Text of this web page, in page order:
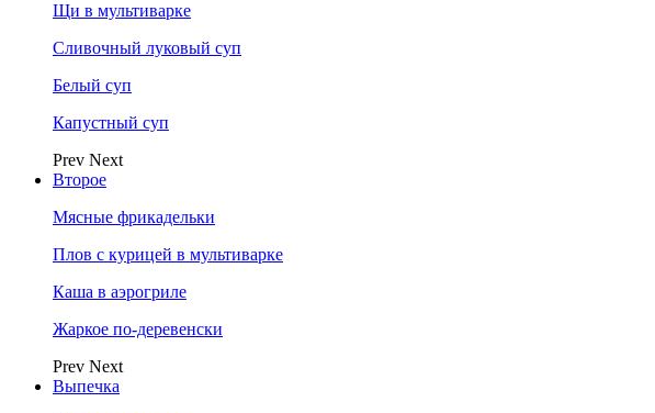
Щи в мультиварке
Сливочный луковый суп
Белый суп
Капустный суп
Prev Next
Второе
Мясные фрикадельки
Плов с курицей в мультиварке
Каша в аэрогриле
Жаркое по-деревенски
Prev Next
Выпечка